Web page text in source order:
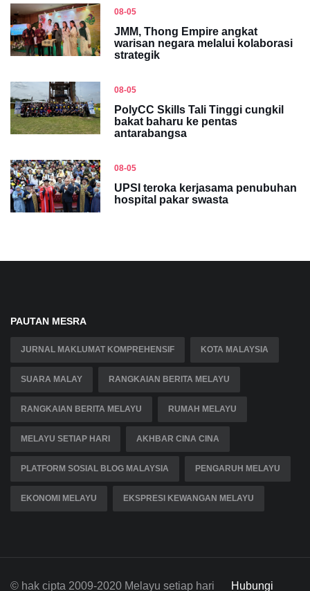
08-05
JMM, Thong Empire angkat
warisan negara melalui kolaborasi
strategik
08-05
PolyCC Skills Tali Tinggi cungkil
bakat baharu ke pentas
antarabangsa
08-05
UPSI teroka kerjasama penubuhan
hospital pakar swasta
PAUTAN MESRA
JURNAL MAKLUMAT KOMPREHENSIF KOTA MALAYSIA
SUARA MALAY RANGKAIAN BERITA MELAYU
RANGKAIAN BERITA MELAYU RUMAH MELAYU
MELAYU SETIAP HARI AKHBAR CINA CINA
PLATFORM SOSIAL BLOG MALAYSIA PENGARUH MELAYU
EKONOMI MELAYU EKSPRESI KEWANGAN MELAYU
© hak cipta 2009-2020 Melayu setiap hari Hubungi